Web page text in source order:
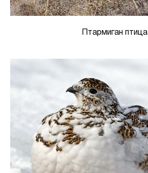
Птармиган птица